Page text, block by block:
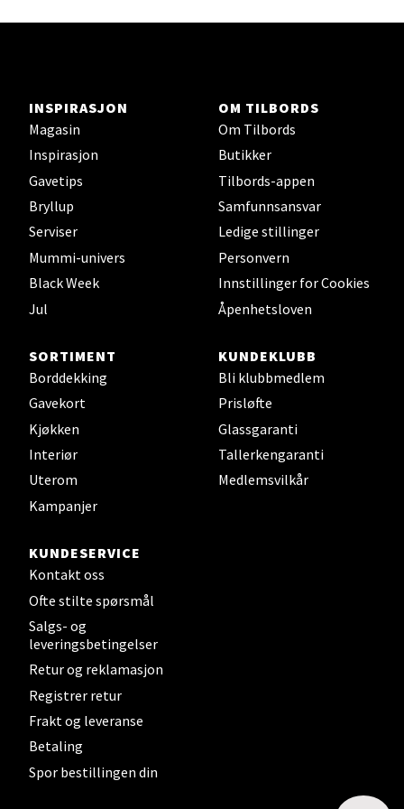
INSPIRASJON
Magasin
Inspirasjon
Gavetips
Bryllup
Serviser
Mummi-univers
Black Week
Jul
OM TILBORDS
Om Tilbords
Butikker
Tilbords-appen
Samfunnsansvar
Ledige stillinger
Personvern
Innstillinger for Cookies
Åpenhetsloven
SORTIMENT
Borddekking
Gavekort
Kjøkken
Interiør
Uterom
Kampanjer
KUNDEKLUBB
Bli klubbmedlem
Prisløfte
Glassgaranti
Tallerkengaranti
Medlemsvilkår
KUNDESERVICE
Kontakt oss
Ofte stilte spørsmål
Salgs- og
leveringsbetingelser
Retur og reklamasjon
Registrer retur
Frakt og leveranse
Betaling
Spor bestillingen din
12 i butikk
Orkanger - Thon Senter Orkanger
Thon Senter Orkanger, Orkdalsveien 113, 7300
Orkanger
Åpent i dag 09-18
Velg
Sandvika - Thon Senter Sandvika
Brodtkorbsgate 7, 1338 Sandvika
22 i butikk
Bergen - Thon Senter Sartor
Sartorvegen 12, 5353 Straume
Åpent i dag 10-18
8 i butikk